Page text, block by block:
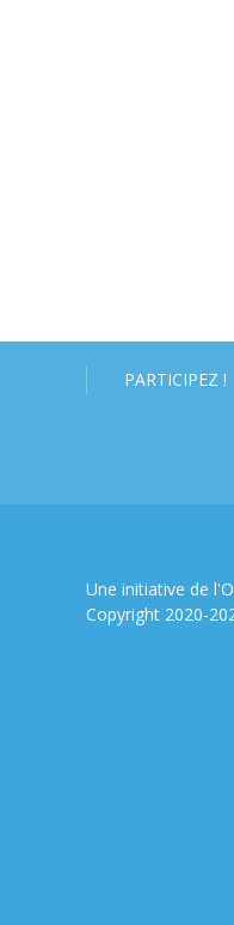
PARTICIPEZ !
Une initiative de
Copyright 2020-